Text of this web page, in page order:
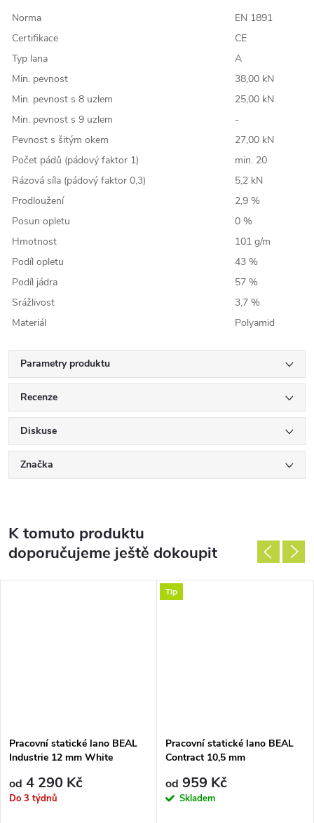
Norma
EN 1891
Certifikace
CE
Typ lana
A
Min. pevnost
38,00 kN
Min. pevnost s 8 uzlem
25,00 kN
Min. pevnost s 9 uzlem
-
Pevnost s šitým okem
27,00 kN
Počet pádů (pádový faktor 1)
min. 20
Rázová síla (pádový faktor 0,3)
5,2 kN
Prodloužení
2,9 %
Posun opletu
0 %
Hmotnost
101 g/m
Podíl opletu
43 %
Podíl jádra
57 %
Srážlivost
3,7 %
Materiál
Polyamid
Parametry produktu
Recenze
Diskuse
Značka
K tomuto produktu
doporučujeme ještě dokoupit
Pracovní statické lano BEAL
Industrie 12 mm White
od 4 290 Kč
Do 3 týdnů
Tip
Pracovní statické lano BEAL
Contract 10,5 mm
od 959 Kč
Skladem